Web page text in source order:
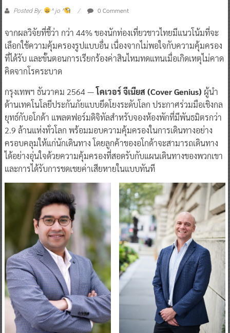
Posted By: ^ jo ^ 0 Comment
จากผลวิจัยที่ชี้ว่า กว่า 44% ของนักท่องเที่ยวชาวไทยมีแนวโน้มที่จะ
เลือกใช้ความคุ้มครองรูปแบบอื่น เนื่องจากไม่พอใจกับความคุ้มครอง
ที่ได้รับ และขั้นตอนการเรียกร้องค่าสินไหมทดแทนเมื่อเกิดเหตุไม่คาด
คิดจากโรคระบาด
กรุงเทพฯ ธันวาคม 2564 —โคเวอร์ จีเนียส (Cover Genius) ผู้นำ
ด้านเทคโนโลยีประกันภัยแบบยึดโยงระดับโลก ประกาศร่วมมือเชิงกล
ยุทธ์กับอโกด้า แพลตฟอร์มดิจิทัลสำหรับจองห้องพักที่มีพันธมิตรกว่า
2.9 ล้านแห่งทั่วโลก พร้อมมอบความคุ้มครองในการเดินทางอย่าง
ครอบคลุมให้แก่นักเดินทาง โดยลูกค้าของอโกด้าจะสามารถเดินทาง
ได้อย่างอุ่นใจด้วยความคุ้มครองที่สอดรับกับแผนเดินทางของพวกเขา
และการได้รับการชดเชยค่าเสียหายในแบบทันที